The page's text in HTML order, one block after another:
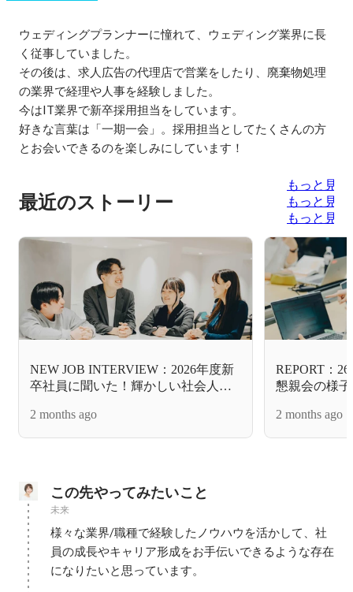
ウェディングプランナーに憧れて、ウェディング業界に長
く従事していました。
その後は、求人広告の代理店で営業をしたり、廃棄物処理
の業界で経理や人事を経験しました。
今はIT業界で新卒採用担当をしています。
好きな言葉は「一期一会」。採用担当としてたくさんの方
とお会いできるのを楽しみにしています！
最近のストーリー
もっと見る
もっと見る
もっと見る
NEW JOB INTERVIEW：2026年度新
卒社員に聞いた！輝かしい社会人デ
理由とは？
2 months ago
REPORT：
懇親会の様
2 months ago
この先やってみたいこと
未来
様々な業界/職種で経験したノウハウを活かして、社
員の成長やキャリア形成をお手伝いできるような存在
になりたいと思っています。